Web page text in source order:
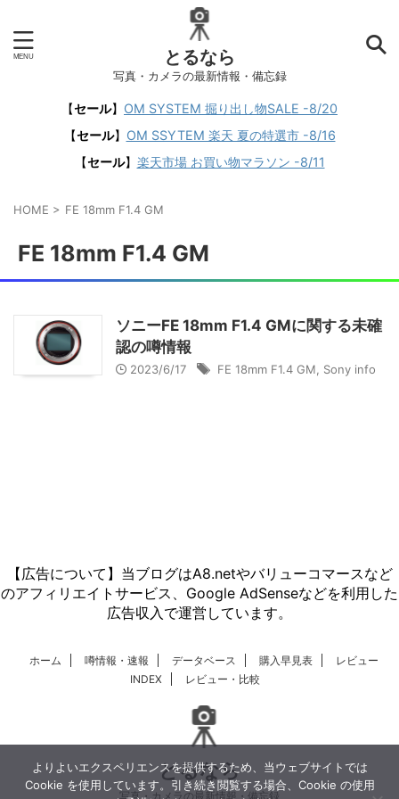
とるなら
写真・カメラの最新情報・備忘録
【セール】 OM SYSTEM 掘り出し物SALE -8/20
【セール】 OM SSYTEM 楽天 夏の特選市 -8/16
【セール】 楽天市場 お買い物マラソン -8/11
HOME > FE 18mm F1.4 GM
FE 18mm F1.4 GM
ソニーFE 18mm F1.4 GMに関する未確
認の噂情報
2023/6/17 FE 18mm F1.4 GM Sony info
【広告について】当ブログはA8.netやバリューコマースなど
のアフィリエイトサービス、Google AdSenseなどを利用した
広告収入で運営しています。
ホーム 噂情報・速報 データベース 購入早見表
レビュー
INDEX
レビュー・比較
とるなら
写真・カメラの最新情報・備忘録
よりよいエクスペリエンスを提供するため、当ウェブサイトでは
Cookie を使用しています。引き続き閲覧する場合、Cookie の使用